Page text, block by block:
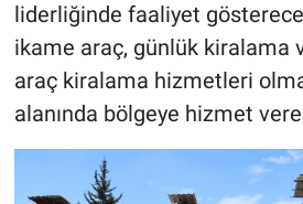
liderliğinde faaliyet
ikame araç, günlük kiralama
araç kiralama hizmetleri
alanında bölgeye hizmet